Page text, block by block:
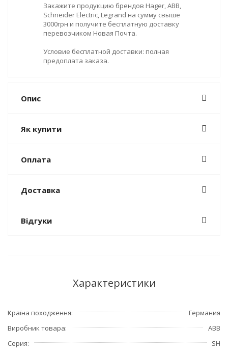
Закажите продукцию брендов Hager, ABB,
Schneider Electric, Legrand на сумму свыше
3000грн и получите бесплатную доставку
перевозчиком Новая Почта.
Условие бесплатной доставки: полная
предоплата заказа.
Опис
Як купити
Оплата
Доставка
Відгуки
Характеристики
Країна походження
Германия
Виробник товара
ABB
Серия
SH